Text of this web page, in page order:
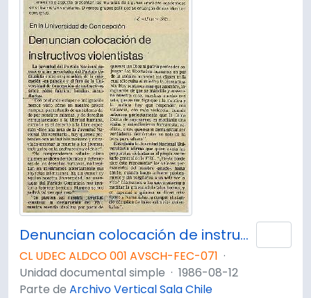
Denuncian colocación de instructivos violentistas
CL UDEC ALDCO 001 AVSCH-FEC-071 ·
Unidad documental simple · 1986-08-12
Parte de Archivo Vertical Sala Chile